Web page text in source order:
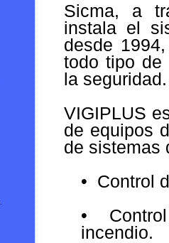
Sicma, a
instala el
desde
todo tipo de
la seguridad.
VIGIPLUS
de equipos
de sistemas
• Control
•
incendio.